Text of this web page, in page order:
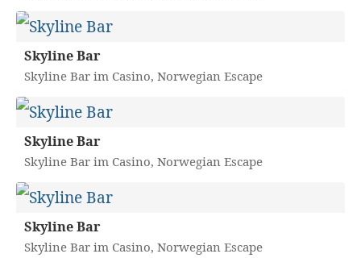
Skyline Bar
Skyline Bar im Casino, Norwegian Escape
Skyline Bar
Skyline Bar im Casino, Norwegian Escape
Skyline Bar
Skyline Bar im Casino, Norwegian Escape